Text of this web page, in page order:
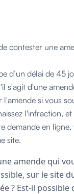
contester une
d’un délai de 45
s'agit d'une
si vous
l'infraction,
demande en
site.
amende qui
sur le site
? Est-il